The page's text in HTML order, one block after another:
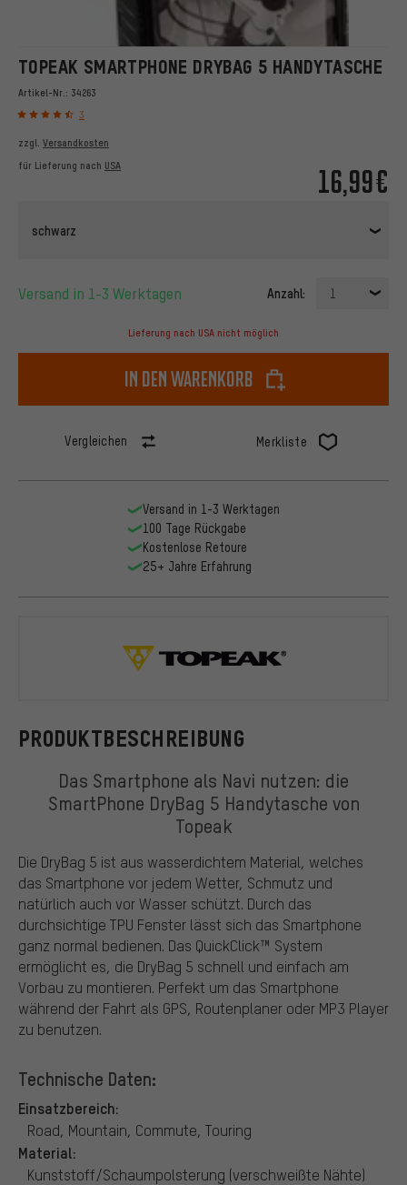
TOPEAK SMARTPHONE DRYBAG 5 HANDYTASCHE
Artikel-Nr.: 34263
3
16,99€
zzgl. Versandkosten
für Lieferung nach USA
schwarz
Versand in 1-3 Werktagen Anzahl: 1
Lieferung nach USA nicht möglich
In den Warenkorb
Vergleichen Merkliste
PRODUKTBESCHREIBUNG
Das Smartphone als Navi nutzen: die
SmartPhone DryBag 5 Handytasche von
Topeak
Die DryBag 5 ist aus wasserdichtem Material, welches
das Smartphone vor jedem Wetter, Schmutz und
natürlich auch vor Wasser schützt. Durch das
durchsichtige TPU Fenster lässt sich das Smartphone
ganz normal bedienen. Das QuickClick™ System
ermöglicht es, die DryBag 5 schnell und einfach am
Vorbau zu montieren. Perfekt um das Smartphone
während der Fahrt als GPS, Routenplaner oder MP3 Player
zu benutzen.
Technische Daten:
Einsatzbereich:
Road, Mountain, Commute, Touring
Material:
Kunststoff/Schaumpolsterung (verschweißte Nähte)
Versand in 1-3 Werktagen
100 Tage Rückgabe
Kostenlose Retoure
25+ Jahre Erfahrung